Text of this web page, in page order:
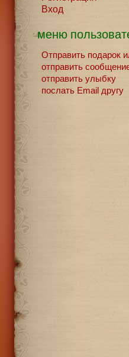
Вход
меню
Отправить подарок
отправить
отправить улыбку
послать Email другу